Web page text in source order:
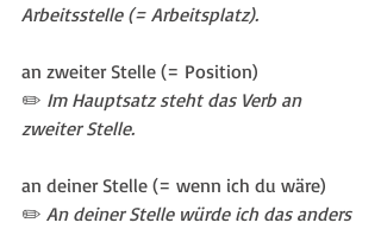
Arbeitsstelle (= Arbeitsplatz).
an zweiter Stelle (= Position)
✏️ Im Hauptsatz steht das Verb an
zweiter Stelle.
an deiner Stelle (= wenn ich du wäre)
✏️ An deiner Stelle würde ich das anders